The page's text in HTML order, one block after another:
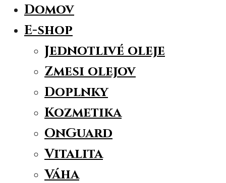
Domov
E-shop
Jednotlivé oleje
Zmesi olejov
Doplnky
Kozmetika
OnGuard
Vitalita
Váha